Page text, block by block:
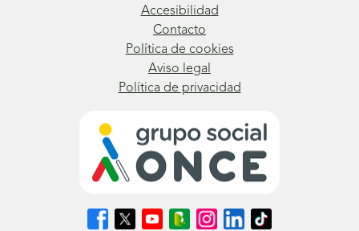
Accesibilidad
Contacto
Política de cookies
Aviso legal
Política de privacidad
SíguenosSíguenosSíguenosSíguenosSíguenosSíguenosSíguenos